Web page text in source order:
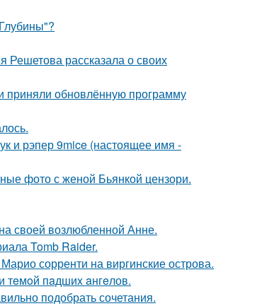
Решетова рассказала о своих
приняли обновлённую программу
и рэпер 9mice (настоящее имя -
фото с женой Бьянкой цензори.
своей возлюбленной Анне.
Tomb Raider.
сорренти на виргинские острова.
тeмoй пaдшиx aнгeлов.
подобрать сочетания.